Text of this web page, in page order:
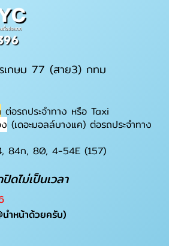
เกษม 77 (สาย3) กทม
ต่อรถประจำทาง หรือ Taxi
(เดอะมอลล์บางแค) ต่อรถประจำทาง
84ก, 80, 4-54E (157)
ดไม่เป็นเวลา
นำหน้าด้วยครับ)